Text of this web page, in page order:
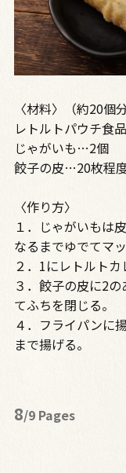
〈材料〉（約20個分
レトルトパウチ食
じゃがいも…2個
餃子の皮…20枚程
〈作り方〉
１．じゃがいもは
なるまでゆでてマ
２．1にレトルトカ
３．餃子の皮に2
てふちを閉じる。
４．フライパンに
まで揚げる。
8/9 Pages